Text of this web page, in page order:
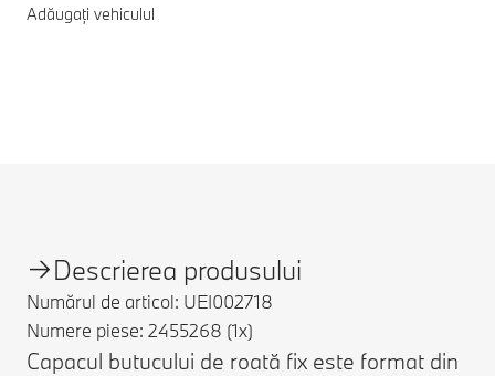
Adăugați vehiculul
Descrierea produsului
Numărul de articol: UEI002718
Numere piese: 2455268 (1x)
Capacul butucului de roată fix este format din